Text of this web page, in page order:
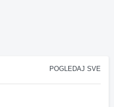
POGLEDAJ SVE